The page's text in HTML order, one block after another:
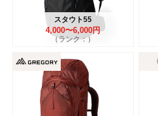
スタウト55
4,000〜6,000円
（ランク：）